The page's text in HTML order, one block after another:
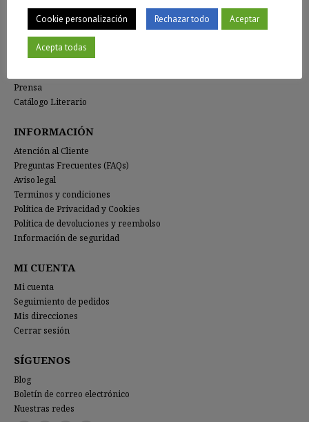
CÍRCULO DE TIZA
La editorial
Compañía
Red de distribución
Prensa
Catálogo Literario
INFORMACIÓN
Atención al Cliente
Preguntas Frecuentes (FAQs)
Aviso legal
Terminos y condiciones
Política de Privacidad y Cookies
Política de devoluciones y reembolso
Información de seguridad
MI CUENTA
Mi cuenta
Seguimiento de pedidos
Mis direcciones
Cerrar sesión
SÍGUENOS
Blog
Boletín de correo electrónico
Nuestras redes
Cookie personalización Rechazar todo Aceptar
Acepta todas